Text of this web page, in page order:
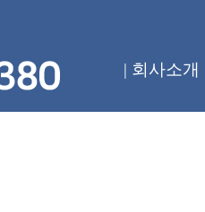
| 회사소개